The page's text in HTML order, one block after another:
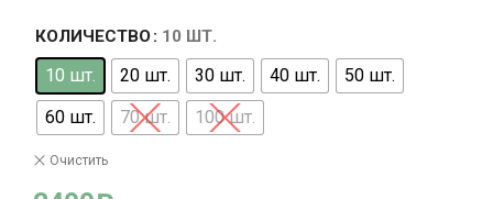
КОЛИЧЕСТВО 10 ШТ.
10 шт. 20 шт. 30 шт. 40 шт.
50 шт.
60 шт.
70 шт. 100 шт.
Очистить